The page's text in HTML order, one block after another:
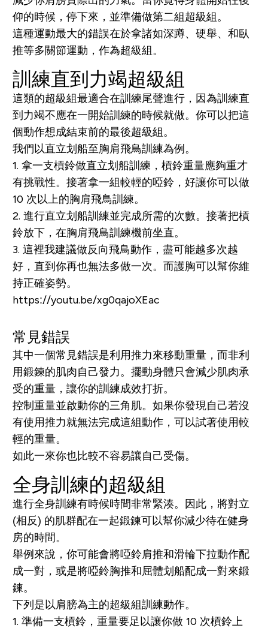
仰的時候，停下來，並準備做第二組超級組。
這種運動最大的錯誤在於拿諸如深蹲、硬舉、和臥
推等多關節運動，作為超級組。
訓練直到力竭超級組
這類的超級組最適合在訓練尾聲進行，因為訓練直
到力竭不應在一開始訓練的時候就做。你可以把這
個動作想成結束前的最後超級組。
我們以直立划船至胸肩飛鳥訓練為例。
1. 拿一支槓鈴做直立划船訓練，槓鈴重量應夠重才
有挑戰性。接著拿一組較輕的啞鈴，好讓你可以做
10 次以上的胸肩飛鳥訓練。
2. 進行直立划船訓練並完成所需的次數。接著把槓
鈴放下，在胸肩飛鳥訓練機前坐直。
3. 這裡我建議做反向飛鳥動作，盡可能越多次越
好，直到你再也無法多做一次。而護胸可以幫你維
持正確姿勢。
https://youtu.be/xg0qajoXEac
常見錯誤
其中一個常見錯誤是利用推力來移動重量，而非利
用鍛鍊的肌肉自己發力。擺動身體只會減少肌肉承
受的重量，讓你的訓練成效打折。
控制重量並啟動你的三角肌。如果你發現自己若沒
有使用推力就無法完成這組動作，可以試著使用較
輕的重量。
如此一來你也比較不容易讓自己受傷。
全身訓練的超級組
進行全身訓練有時候時間非常緊湊。因此，將對立
(相反) 的肌群配在一起鍛鍊可以幫你減少待在健身
房的時間。
舉例來說，你可能會將啞鈴肩推和滑輪下拉動作配
成一對，或是將啞鈴胸推和屈體划船配成一對來鍛
鍊。
下列是以肩膀為主的超級組訓練動作。
1. 準備一支槓鈴，重量要足以讓你做 10 次槓鈴上